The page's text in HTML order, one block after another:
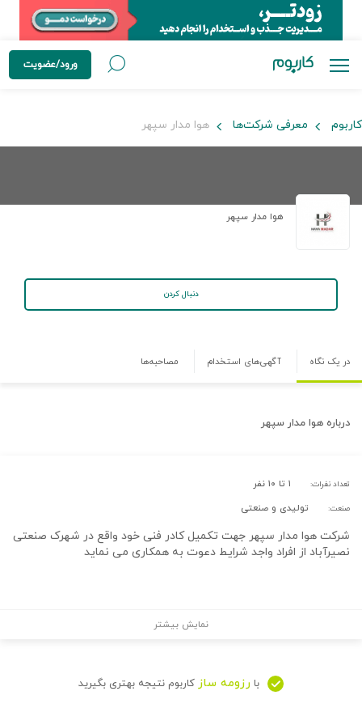
ورود/عضویت
کاربوم معرفی شرکت‌ها هوا مدار سپهر
هوا مدار سپهر
دنبال کردن
در یک نگاه آگهی‌های استخدام مصاحبه‌ها
درباره هوا مدار سپهر
تعداد نفرات: ۱ تا ۱۰ نفر
صنعت: تولیدی و صنعتی
شرکت هوا مدار سپهر جهت تکمیل کادر فنی خود واقع در شهرک صنعتی
نصیرآباد از افراد واجد شرایط دعوت به همکاری می نماید
نمایش بیشتر
با رزومه ساز کاربوم نتیجه بهتری بگیرید